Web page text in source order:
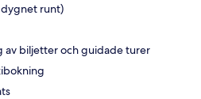
runt)
av biljetter och guidade turer